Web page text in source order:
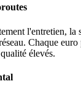
l'entretien, la
Chaque euro
élevés.